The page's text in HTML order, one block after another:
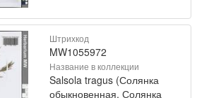
Штрихкод
MW1055972
Название в коллекции
Salsola tragus (Солянка
обыкновенная, Солянка